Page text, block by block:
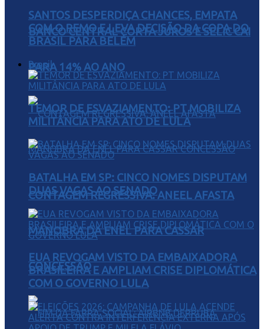
BANCO CENTRAL CORTA JUROS E SELIC CAI
PARA 14% AO ANO
CONTAGEM REGRESSIVA: ANEEL AFASTA
MANOBRA DA ENEL PARA CASSAR
CONCESSÃO
SANTOS DESPERDIÇA CHANCES, EMPATA
COM O REMO E LEVA DECISÃO DA COPA DO
BRASIL PARA BELÉM
Brasil
TEMOR DE ESVAZIAMENTO: PT MOBILIZA
MILITÂNCIA PARA ATO DE LULA
BATALHA EM SP: CINCO NOMES DISPUTAM
DUAS VAGAS AO SENADO
EUA REVOGAM VISTO DA EMBAIXADORA
BRASILEIRA E AMPLIAM CRISE DIPLOMÁTICA
COM O GOVERNO LULA